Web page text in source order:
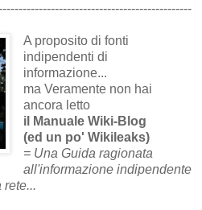
A proposito di fonti
indipendenti di
informazione...
ma Veramente non hai
ancora letto
il Manuale Wiki-Blog
(ed un po' Wikileaks)
= Una Guida ragionata
all'informazione indipendente